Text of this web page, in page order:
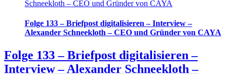
Schneekloth – CEO und Gründer von CAYA
Folge 133 – Briefpost digitalisieren – Interview –
Alexander Schneekloth – CEO und Gründer von CAYA
Folge 133 – Briefpost digitalisieren –
Interview – Alexander Schneekloth –